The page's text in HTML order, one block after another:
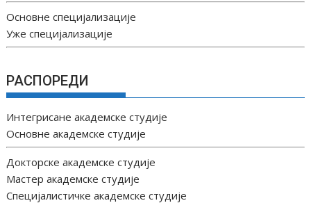
Основне специјализације
Уже специјализације
РАСПОРЕДИ
Интегрисане академске студије
Основне академске студије
Докторске академске студије
Мастер академске студије
Специјалистичке академске студије